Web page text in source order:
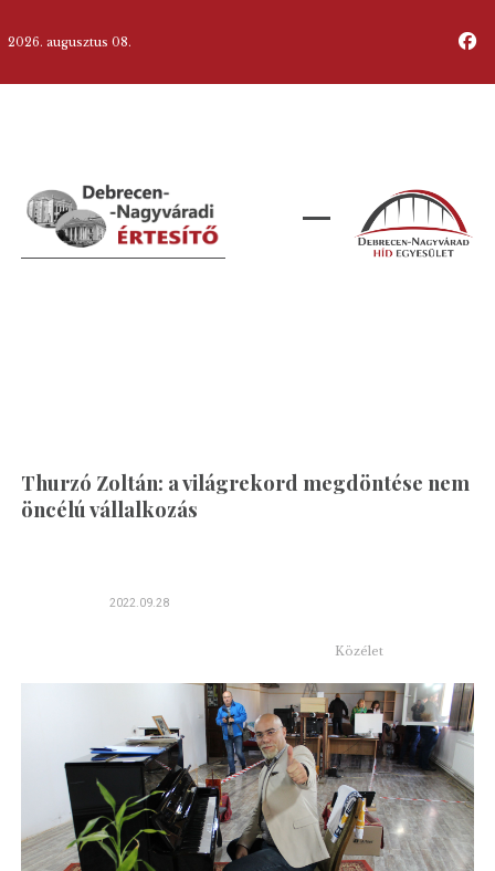
2026. augusztus 08.
Thurzó Zoltán: a világrekord megdöntése nem
öncélú vállalkozás
2022.09.28
Közélet